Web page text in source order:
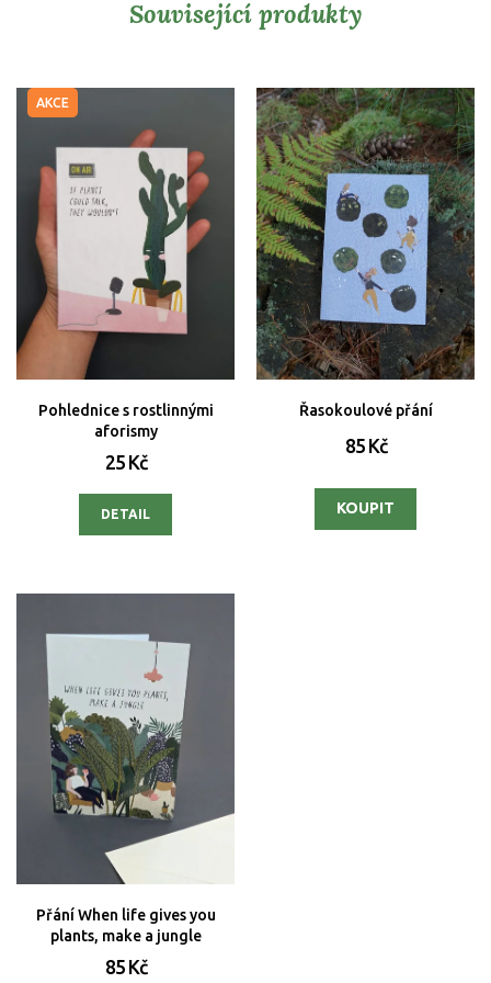
Související produkty
AKCE
Pohlednice s rostlinnými
aforismy
25 Kč
DETAIL
Řasokoulové přání
85 Kč
Přání When life gives you
plants, make a jungle
85 Kč